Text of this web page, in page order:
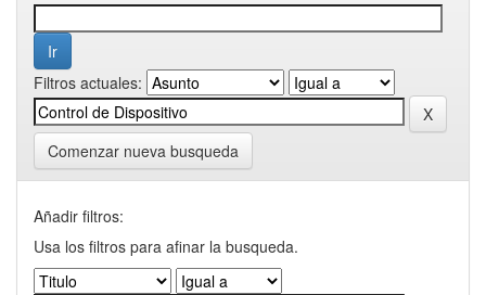
Filtros actuales:
Comenzar nueva busqueda
Añadir filtros:
Usa los filtros para afinar la busqueda.